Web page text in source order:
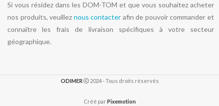
Si vous résidez dans les DOM-TOM et que vous souhaitez acheter
nos produits, veuillez nous contacter afin de pouvoir commander et
connaître les frais de livraison spécifiques à votre secteur
géographique.
ODIMER 2024 - Tous droits réservés
Créé parPixemotion